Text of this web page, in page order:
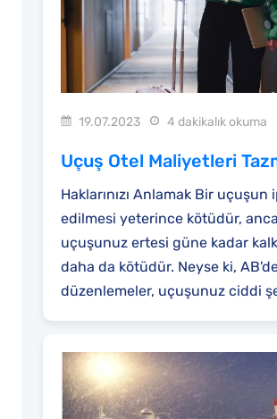
19.07.2023 4 dakikalık okuma
Uçuş Otel Maliyetleri
Haklarınızı Anlamak Bir uçuşun
edilmesi yeterince kötüdür,
uçuşunuz ertesi güne kadar
daha da kötüdür. Neyse ki,
düzenlemeler, uçuşunuz ciddi